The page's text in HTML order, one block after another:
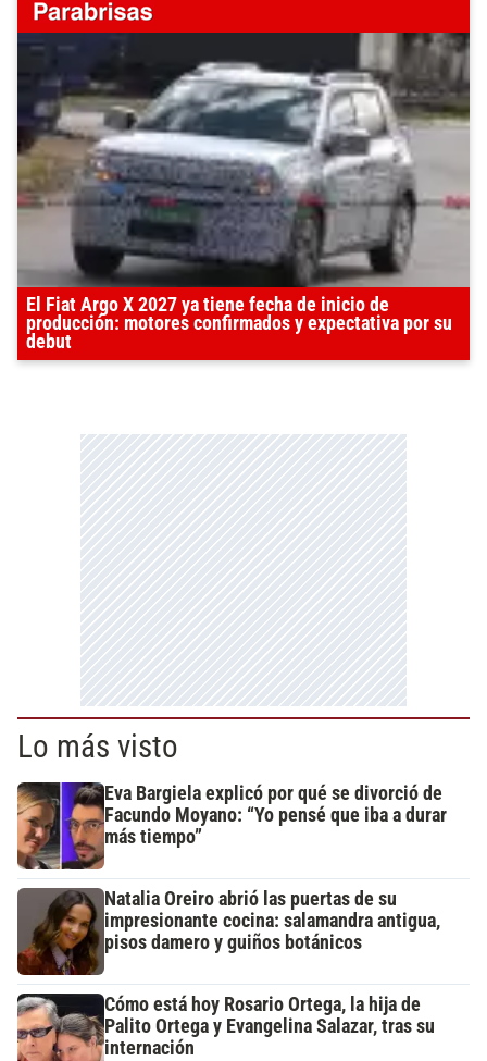
El Fiat Argo X 2027 ya tiene fecha de inicio de
producción: motores confirmados y expectativa por su
debut
Lo más visto
Eva Bargiela explicó por qué se divorció de
Facundo Moyano: “Yo pensé que iba a durar
más tiempo”
Natalia Oreiro abrió las puertas de su
impresionante cocina: salamandra antigua,
pisos damero y guiños botánicos
Cómo está hoy Rosario Ortega, la hija de
Palito Ortega y Evangelina Salazar, tras su
internación